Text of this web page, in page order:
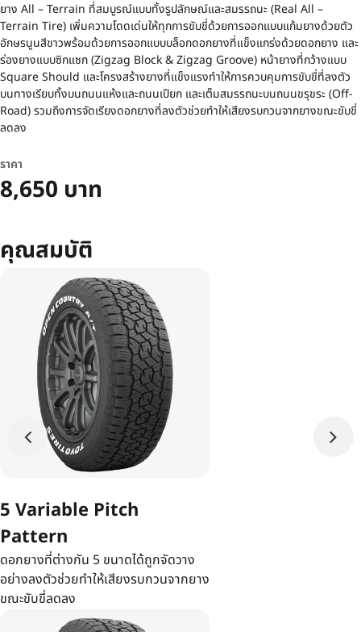
ยาง All – Terrain ที่สมบูรณ์แบบทั้งรูปลักษณ์และสมรรถนะ (Real All –
Terrain Tire) เพิ่มความโดดเด่นให้ทุกการขับขี่ด้วยการออกแบบแก้มยางด้วยตัว
อักษรนูนสีขาวพร้อมด้วยการออกแบบบล็อกดอกยางที่แข็งแกร่งด้วยดอกยาง และ
ร่องยางแบบซิกแซก (Zigzag Block & Zigzag Groove) หน้ายางที่กว้างแบบ
Square Should และโครงสร้างยางที่แข็งแรงทำให้การควบคุมการขับขี่ที่ลงตัว
บนทางเรียบทั้งบนถนนแห้งและถนนเปียก และเต็มสมรรถนะบนถนนขรุขระ (Off-
Road) รวมถึงการจัดเรียงดอกยางที่ลงตัวช่วยทำให้เสียงรบกวนจากยางขณะขับขี่
ลดลง
ราคา
8,650 บาท
คุณสมบัติ
5 Variable Pitch
Pattern
ดอกยางที่ต่างกัน 5 ขนาดได้ถูกจัดวาง
อย่างลงตัวช่วยทำให้เสียงรบกวนจากยาง
ขณะขับขี่ลดลง